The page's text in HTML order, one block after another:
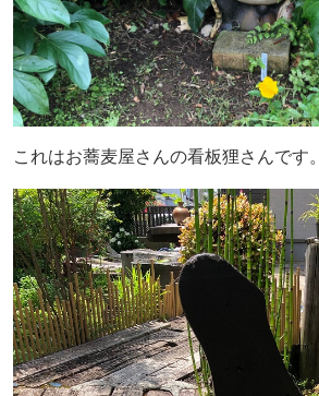
これはお蕎麦屋さんの看板狸さんです。